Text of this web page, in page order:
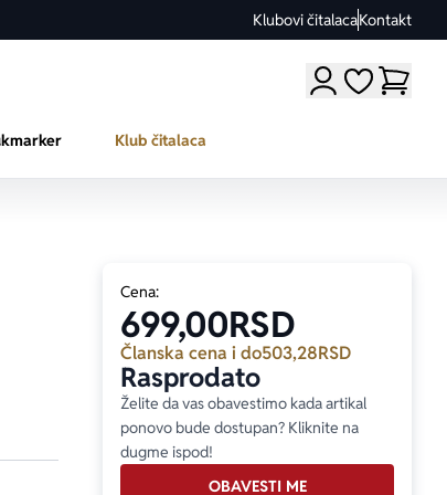
Klubovi čitalacaKontakt
Moji omiljeni
Klub čitalaca
Cena:
699,00RSD
Članska cena i do503,28RSD
Rasprodato
Želite da vas obavestimo kada artikal
ponovo bude dostupan? Kliknite na
dugme ispod!
OBAVESTI ME